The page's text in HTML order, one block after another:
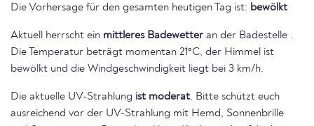
Die Vorhersage für den gesamten heutigen Tag ist: bewölkt
Aktuell herrscht ein mittleres Badewetter an der Badestelle .
Die Temperatur beträgt momentan 21°C, der Himmel ist
bewölkt und die Windgeschwindigkeit liegt bei 3 km/h.
Die aktuelle UV-Strahlung ist moderat. Bitte schützt euch
ausreichend vor der UV-Strahlung mit Hemd, Sonnenbrille